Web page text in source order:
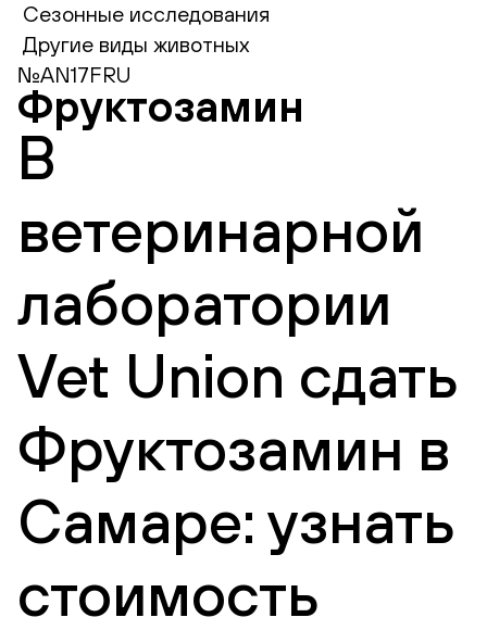
Сезонные исследования
Другие виды животных
№AN17FRU
Фруктозамин
В
ветеринарной
лаборатории
Vet Union сдать
Фруктозамин в
Самаре: узнать
стоимость